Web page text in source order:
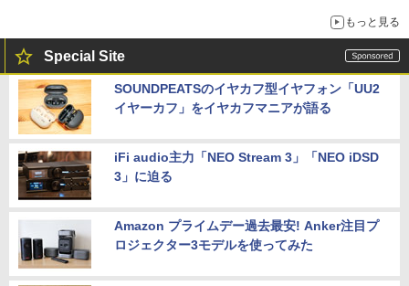
もっと見る
Special Site
SOUNDPEATSのイヤカフ型イヤフォン「UU2
イヤーカフ」をイヤカフマニアが語る
iFi audio主力「NEO Stream 3」「NEO iDSD
3」に迫る
Amazon プライムデー過去最安! Anker注目プ
ロジェクター3モデルを使ってみた